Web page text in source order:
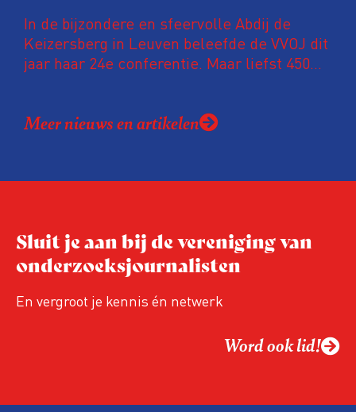
In de bijzondere en sfeervolle Abdij de
Keizersberg in Leuven beleefde de VVOJ dit
jaar haar 24e conferentie. Maar liefst 450
expertise te delen en elkaar te ontmoeten.
was voor het eerst op de conferentie!
Meer nieuws en artikelen
Sluit je aan bij de vereniging van
onderzoeksjournalisten
En vergroot je kennis én netwerk
Word ook lid!